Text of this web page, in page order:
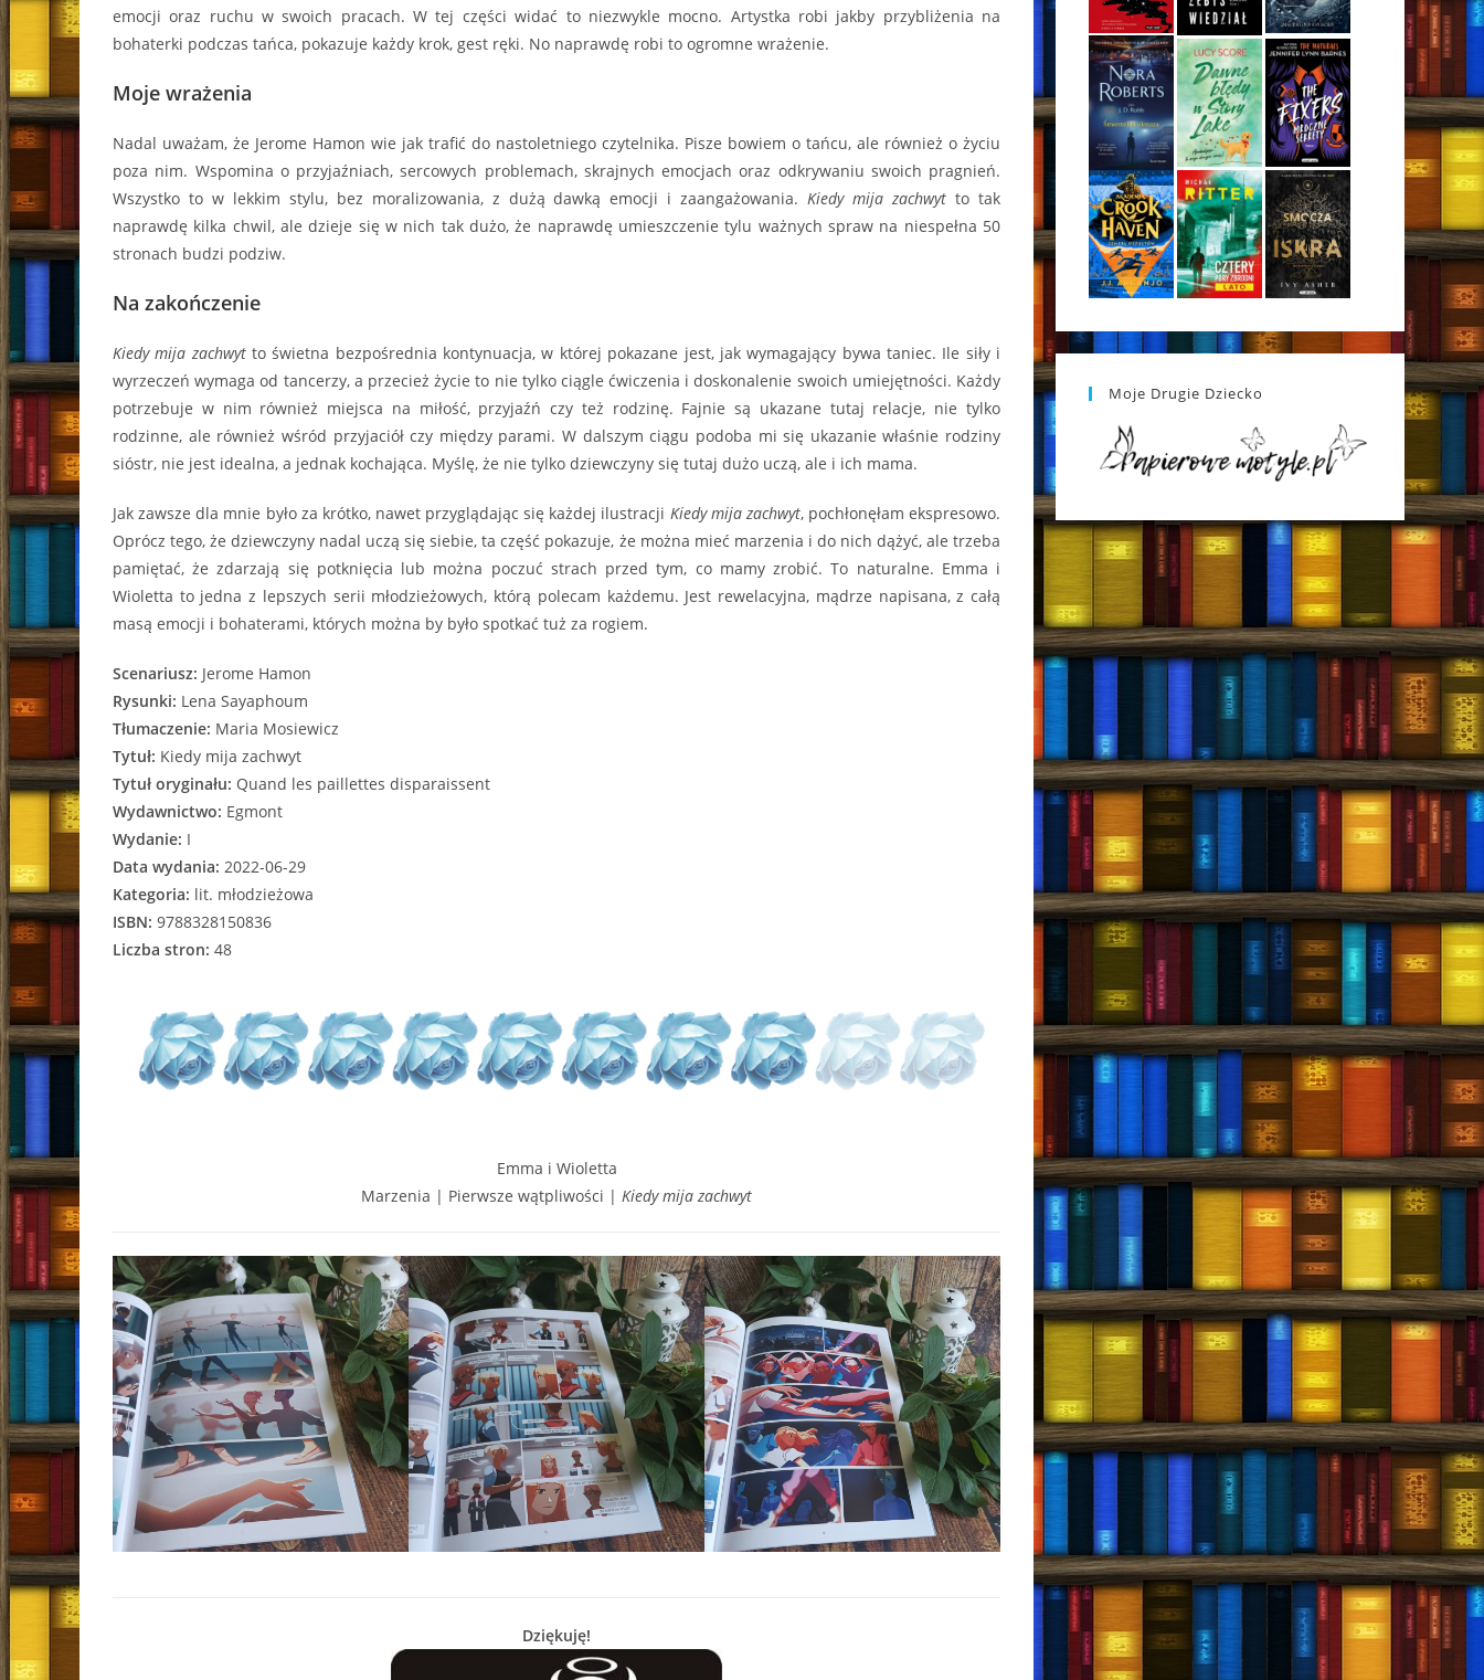
emocji oraz ruchu w swoich pracach. W tej części widać to niezwykle mocno. Artystka robi jakby przybliżenia na
bohaterki podczas tańca, pokazuje każdy krok, gest ręki. No naprawdę robi to ogromne wrażenie.
Moje wrażenia
Nadal uważam, że Jerome Hamon wie jak trafić do nastoletniego czytelnika. Pisze bowiem o tańcu, ale również o życiu
poza nim. Wspomina o przyjaźniach, sercowych problemach, skrajnych emocjach oraz odkrywaniu swoich pragnień.
Wszystko to w lekkim stylu, bez moralizowania, z dużą dawką emocji i zaangażowania.Kiedy mija zachwyt to tak
naprawdę kilka chwil, ale dzieje się w nich tak dużo, że naprawdę umieszczenie tylu ważnych spraw na niespełna 50
stronach budzi podziw.
Na zakończenie
Kiedy mija zachwytto świetna bezpośrednia kontynuacja, w której pokazane jest, jak wymagający bywa taniec. Ile siły i
wyrzeczeń wymaga od tancerzy, a przecież życie to nie tylko ciągle ćwiczenia i doskonalenie swoich umiejętności. Każdy
potrzebuje w nim również miejsca na miłość, przyjaźń czy też rodzinę. Fajnie są ukazane tutaj relacje, nie tylko
rodzinne, ale również wśród przyjaciół czy między parami. W dalszym ciągu podoba mi się ukazanie właśnie rodziny
sióstr, nie jest idealna, a jednak kochająca. Myślę, że nie tylko dziewczyny się tutaj dużo uczą, ale i ich mama.
Jak zawsze dla mnie było za krótko, nawet przyglądając się każdej ilustracji Kiedy mija zachwyt, pochłonęłam ekspresowo.
Oprócz tego, że dziewczyny nadal uczą się siebie, ta część pokazuje, że można mieć marzenia i do nich dążyć, ale trzeba
pamiętać, że zdarzają się potknięcia lub można poczuć strach przed tym, co mamy zrobić. To naturalne. Emma i
Wioletta to jedna z lepszych serii młodzieżowych, którą polecam każdemu. Jest rewelacyjna, mądrze napisana, z całą
masą emocji i bohaterami, których można by było spotkać tuż za rogiem.
Scenariusz: Jerome Hamon
Rysunki: Lena Sayaphoum
Tłumaczenie: Maria Mosiewicz
Tytuł: Kiedy mija zachwyt
Tytuł oryginału: Quand les paillettes disparaissent
Wydawnictwo: Egmont
Wydanie: I
Data wydania: 2022-06-29
Kategoria: lit. młodzieżowa
ISBN: 9788328150836
Liczba stron: 48
Emma i Wioletta
Marzenia | Pierwsze wątpliwości | Kiedy mija zachwyt
Dziękuję!
Moje Drugie Dziecko